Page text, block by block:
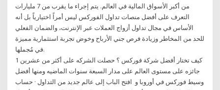
من أكبر الأسواق المالية في العالم. يتم إجراء ما يقرب من 7 مليارات
التعرف على أفضل منصات تداول الفوركس ليس أمراً اختيارياً بل أنه
الأساس في مجال تداول أزواج العملات عبر الإنترنت، والضمان الفعلي
للحد من المخاطر وزيادة فرص جني الأرباح وخوض تجربة استثمارية مميزة
في مُجملها.
1 كيف تختار أفضل شركة فوركس ؟ حصلت الشركه على أكثر من عشرين
جائزه على مستوى العالم على مدار السبعة سنوات الماضيه ومنها أفضل
وسيط فوركس في أوروبا و افتح الباب إلى عالم جديد من التداول · حساب